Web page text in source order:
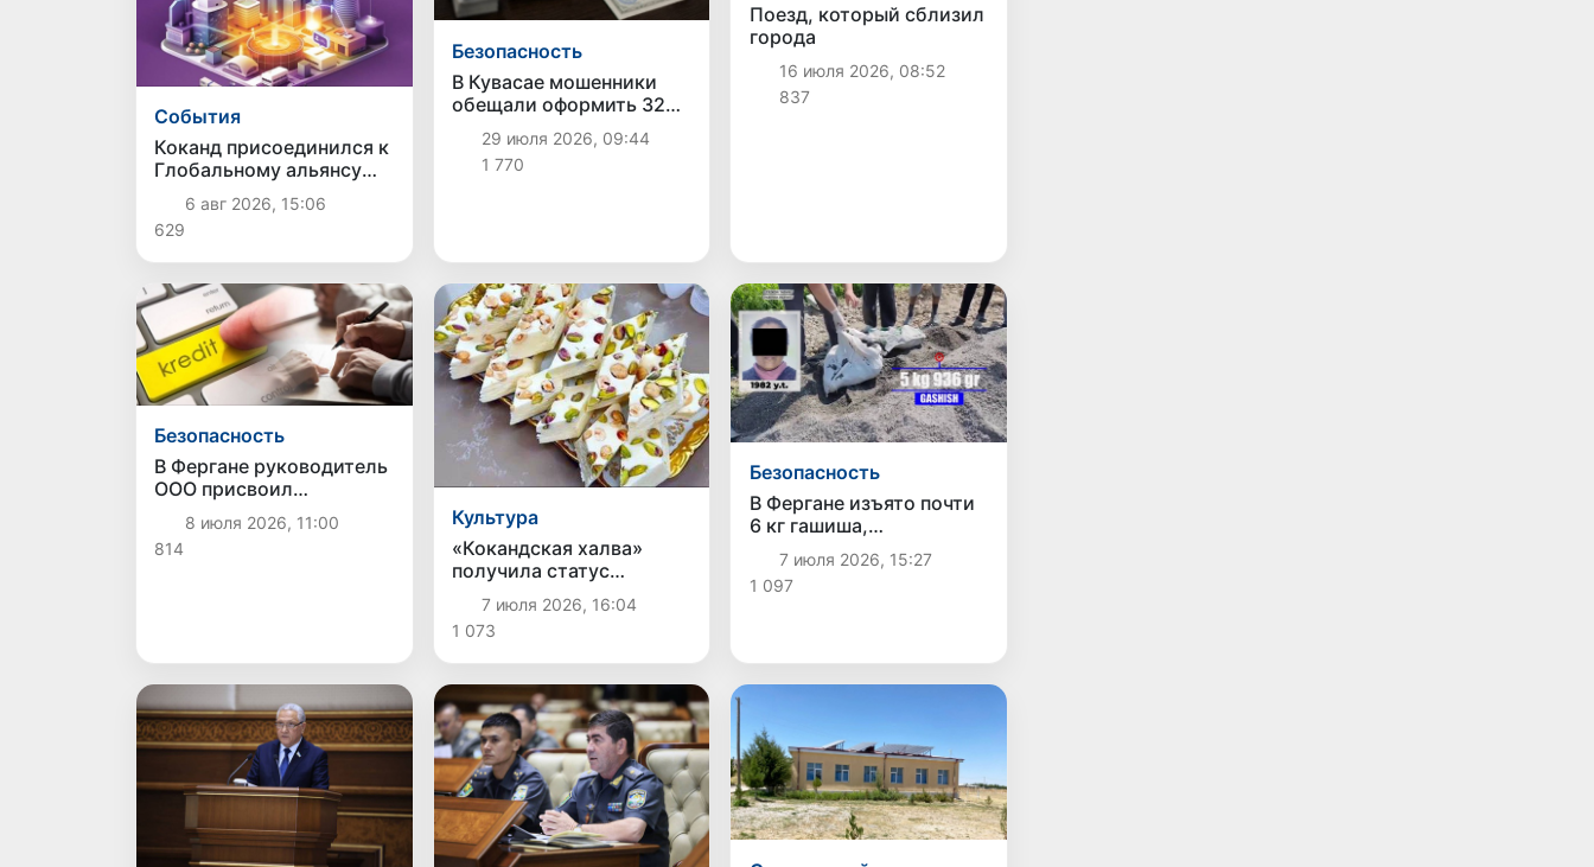
Cобытия
Коканд присоединился к
Глобальному альянсу
ЮНЕСКО по медиа- и
информационной
грамотности
6 авг 2026, 15:06
629
Безопасность
В Кувасае мошенники
обещали оформить 32
сотки земли и похитили
5 тысяч долларов
29 июля 2026, 09:44
1 770
Поезд, который сблизил
города
16 июля 2026, 08:52
837
Безопасность
В Фергане руководитель
ООО присвоил
кредитные средства на
сумму 1,5 млрд сумов
8 июля 2026, 11:00
814
Культура
«Кокандская халва»
получила статус
географического
указания
7 июля 2026, 16:04
1 073
Безопасность
В Фергане изъято почти
6 кг гашиша,
спрятанного в куче
щебня
7 июля 2026, 15:27
1 097